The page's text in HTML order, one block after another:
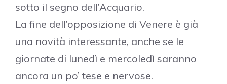
sotto il segno dell’Acquario.
La fine dell’opposizione di Venere è già
una novità interessante, anche se le
giornate di lunedì e mercoledì saranno
ancora un po’ tese e nervose.